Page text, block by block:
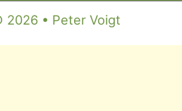
• Peter Voigt